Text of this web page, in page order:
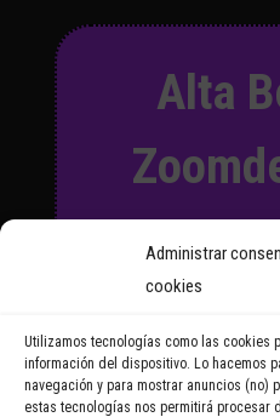
Administrar
cookies
Utilizamos tecnologías como las cookies
información del dispositivo. Lo hacemos
navegación y para mostrar anuncios (no)
estas tecnologías nos permitirá procesar
Alta
y recibirás
noticias y
Email Address